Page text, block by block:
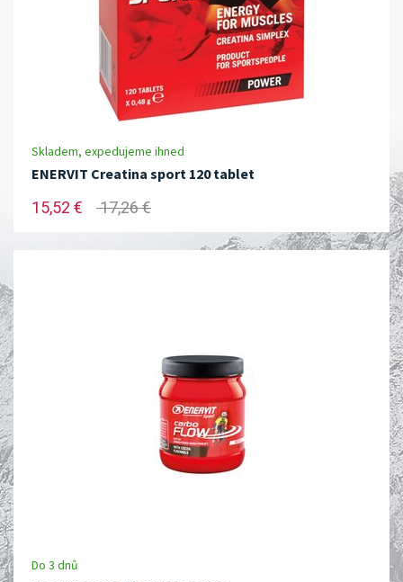
Skladem, expedujeme ihned
ENERVIT Creatina sport 120 tablet
15,52 € 17,26 €
Do 3 dnů